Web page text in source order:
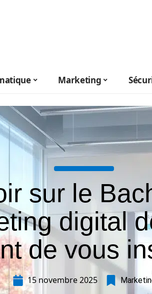
Marketing
sur le
digital
de vous
15 novembre 2025